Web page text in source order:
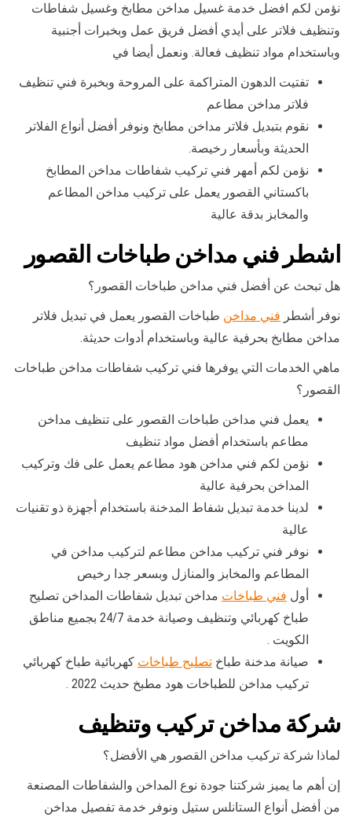
نؤمن لكم افضل خدمة غسيل مداخن مطابخ وغسيل شفاطات
وتنظيف فلاتر على أيدي أفضل فريق عمل وبخبرات أجنبية
وباستخدام مواد تنظيف فعالة. ونعمل أيضا في
تفتيت الدهون المتراكمة على المروحة وبخبرة فني تنظيف
فلاتر مداخن مطاعم
نقوم بتبديل فلاتر مداخن مطابخ ونوفر أفضل أنواع الفلاتر
الحديثة وبأسعار رخيصة.
نؤمن لكم أمهر فني تركيب شفاطات مداخن المطابخ
باكستاني القصور يعمل على تركيب مداخن المطاعم
والمخابز بدقة عالية
اشطر فني مداخن طباخات القصور
هل تبحث عن أفضل فني مداخن طباخات القصور؟
نوفر أشطر فني مداخن طباخات القصور يعمل في تبديل فلاتر
مداخن مطابخ بحرفية عالية وباستخدام أدوات حديثة.
ماهي الخدمات التي يوفرها فني تركيب شفاطات مداخن طباخات
القصور؟
يعمل فني مداخن طباخات القصور على تنظيف مداخن
مطاعم باستخدام أفضل مواد تنظيف
نؤمن لكم فني مداخن هود مطاعم يعمل على فك وتركيب
المداخن بحرفية عالية
لدينا خدمة تبديل شفاط المدخنة باستخدام أجهزة ذو تقنيات
عالية
نوفر فني تركيب مداخن مطاعم لتركيب مداخن في
المطاعم والمخابز والمنازل وبسعر جدا رخيص
أول فني طباخات مداخن تبديل شفاطات المداخن تصليح
طباخ كهربائي وتنظيف وصيانة خدمة 24/7 بجميع مناطق
الكويت .
صيانة مدخنة طباخ تصليح طباخات كهربائية طباخ كهربائي
تركيب مداخن للطباخات هود مطبخ حديث 2022 .
شركة مداخن تركيب وتنظيف
لماذا شركة تركيب مداخن القصور هي الأفضل؟
إن أهم ما يميز شركتنا جودة نوع المداخن والشفاطات المصنعة
من أفضل أنواع الستانلس ستيل ونوفر خدمة تفصيل مداخن